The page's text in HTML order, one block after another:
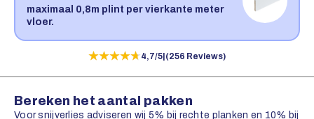
maximaal 0,8m plint per vierkante meter
vloer.
★★★★★
★★★★★4,7/5 (256 Reviews)
Bereken het aantal pakken
Voor snijverlies adviseren wij 5% bij rechte planken en 10% bij